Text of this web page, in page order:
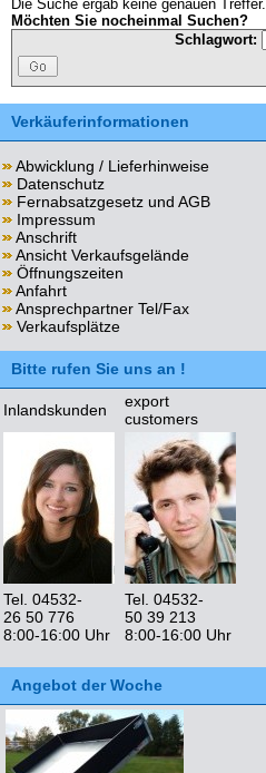
Die Suche ergab keine genauen Treffer.
Möchten Sie nocheinmal Suchen?
Schlagwort:
Verkäuferinformationen
Abwicklung / Lieferhinweise
Datenschutz
Fernabsatzgesetz und AGB
Impressum
Anschrift
Ansicht Verkaufsgelände
Öffnungszeiten
Anfahrt
Ansprechpartner Tel/Fax
Verkaufsplätze
Bitte rufen Sie uns an !
Inlandskunden
export
customers
Tel. 04532-
26 50 776
8:00-16:00 Uhr
Tel. 04532-
50 39 213
8:00-16:00 Uhr
Angebot der Woche